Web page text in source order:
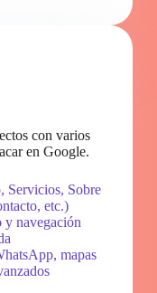
con varios
en Google.
Servicios, Sobre
etc.)
y navegación
mapas